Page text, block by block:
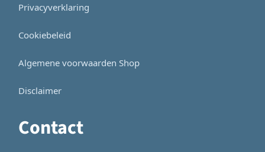
Privacyverklaring
Cookiebeleid
Algemene voorwaarden Shop
Disclaimer
Contact